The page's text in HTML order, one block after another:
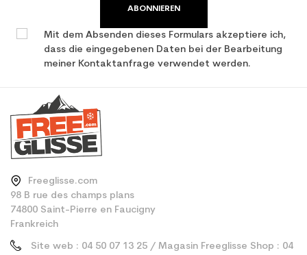
ABONNIEREN
Mit dem Absenden dieses Formulars akzeptiere ich,
dass die eingegebenen Daten bei der Bearbeitung
meiner Kontaktanfrage verwendet werden.
Freeglisse.com
98 B rue des champs plans
74800 Saint-Pierre en Faucigny
Frankreich
Site web : 04 50 07 13 25 / Magasin Freeglisse Shop : 04